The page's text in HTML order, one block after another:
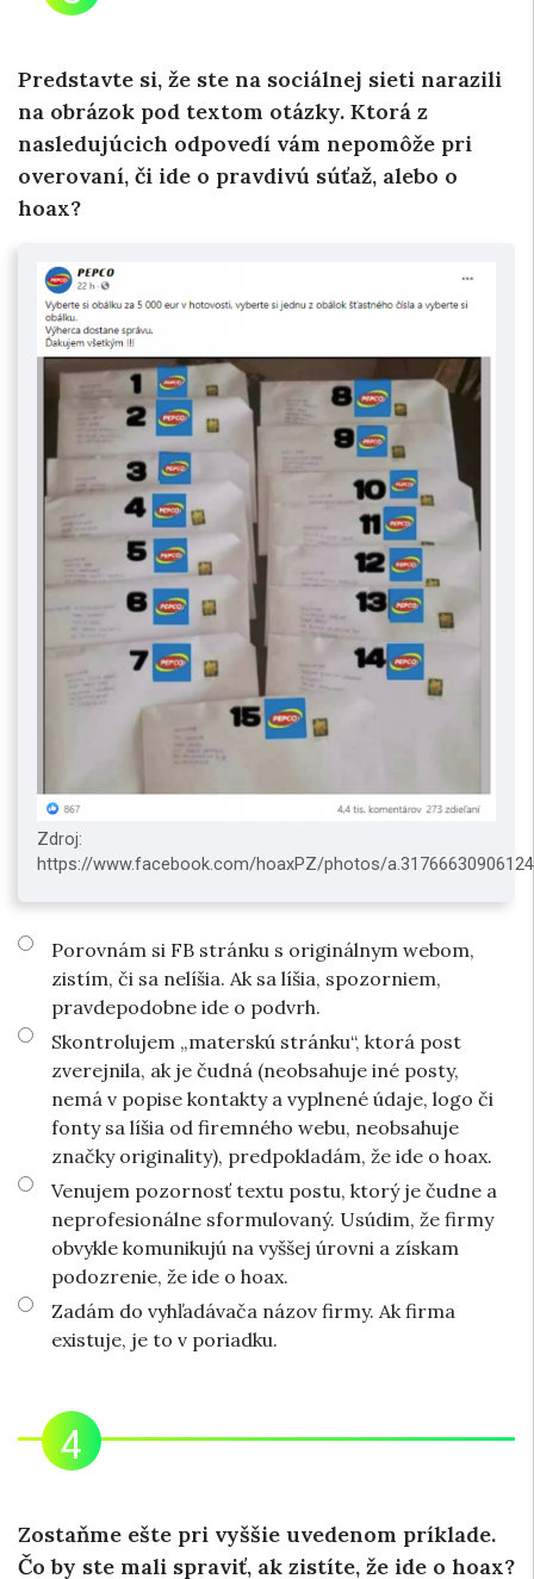
Predstavte si, že ste na sociálnej sieti narazili
na obrázok pod textom otázky. Ktorá z
nasledujúcich odpovedí vám nepomôže pri
overovaní, či ide o pravdivú súťaž, alebo o
hoax?
Zdroj:
https://www.facebook.com/hoaxPZ/photos/
Porovnám si FB stránku s originálnym webom,
zistím, či sa nelíšia. Ak sa líšia, spozorniem,
pravdepodobne ide o podvrh.
Skontrolujem „materskú stránku“, ktorá post
zverejnila, ak je čudná (neobsahuje iné posty,
nemá v popise kontakty a vyplnené údaje, logo či
fonty sa líšia od firemného webu, neobsahuje
značky originality), predpokladám, že ide o hoax.
Venujem pozornosť textu postu, ktorý je čudne a
neprofesionálne sformulovaný. Usúdim, že firmy
obvykle komunikujú na vyššej úrovni a získam
podozrenie, že ide o hoax.
Zadám do vyhľadávača názov firmy. Ak firma
existuje, je to v poriadku.
Zostaňme ešte pri vyššie uvedenom príklade.
Čo by ste mali spraviť, ak zistíte, že ide o hoax?